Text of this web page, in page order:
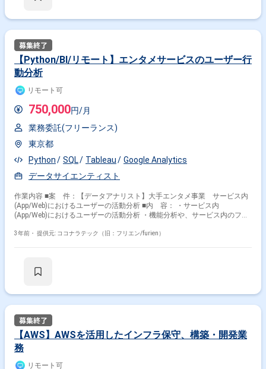
【Python/BI/リモート】エンタメサービスのユーザー行
動分析
リモート可
750,000円/月
業務委託(フリーランス)
東京都
Python
SQL Tableau
Google Analytics
データサイエンティスト
作業内容 ■案 件：【データアナリスト】大手エンタメ事業 サービス内
(App/Web)におけるユーザーの活動分析 ■内 容： ・サービス内
(App/Web)におけるユーザーの活動分析 ・機能分析や、サービス内のファ
てのその直接提示というより、持つ仮説を強化あるいは反証するデータを
の連絡や埋め込み依頼等) ※海外とのやり取りが発生するため英語の読み書
証（機能、UI改善、施策） └ユーザー行動（数値化、可視化、セグメン
ト分類） └効果検証（広告、キャンペーン、メールマガジン等） └得
られたデータを元にしたインサイトの提供
3年前・ 提供元: ココナラテック（旧：フリエン/furien）
【AWS】AWSを活用したインフラ保守、構築・開発業
務
リモート可